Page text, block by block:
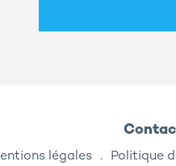
légales Politique